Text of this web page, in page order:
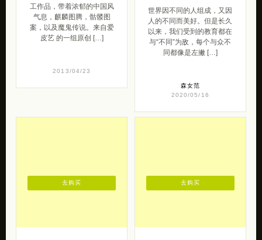
工作品，带着浓郁的中国风
气息，麒麟图腾，骷髅图
案，以及魔鬼传说。来自爱
皮艺 的一组原创 […]
2013/04/23
世界因不同的人组成，又因
人的不同而美好。但是长久
以来，我们受到的教育都在
与“不同”为敌，每个与众不
同都像是左撇 […]
森女范
2020/05/16
去购买 去购买